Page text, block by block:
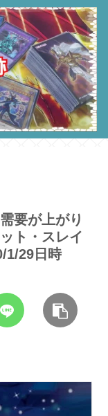
要が上がり
ト・スレイ
1/29日時